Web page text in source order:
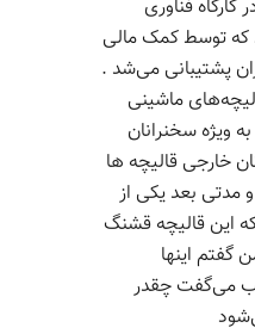
فناوری
که توسط کمک مالی
پشتیبانی می‌شد .
ماشینی
ویژه سخنرانان
خارجی قالیچه ها
مدتی بعد یکی از
این قالیچه قشنگ
اینها
می‌گفت چقدر